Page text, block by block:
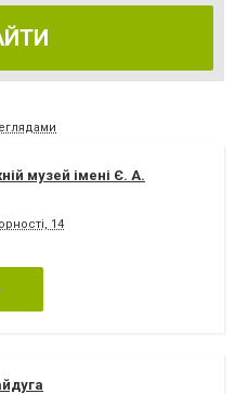
музей імені Є. А.
14